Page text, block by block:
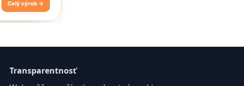
Transparentnosť